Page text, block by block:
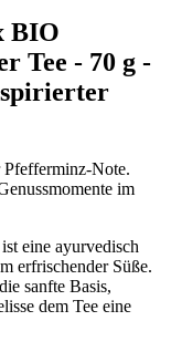
BIO
Tee - 70 g -
Note.
im
eine ayurvedisch
erfrischender Süße.
sanfte Basis,
dem Tee eine